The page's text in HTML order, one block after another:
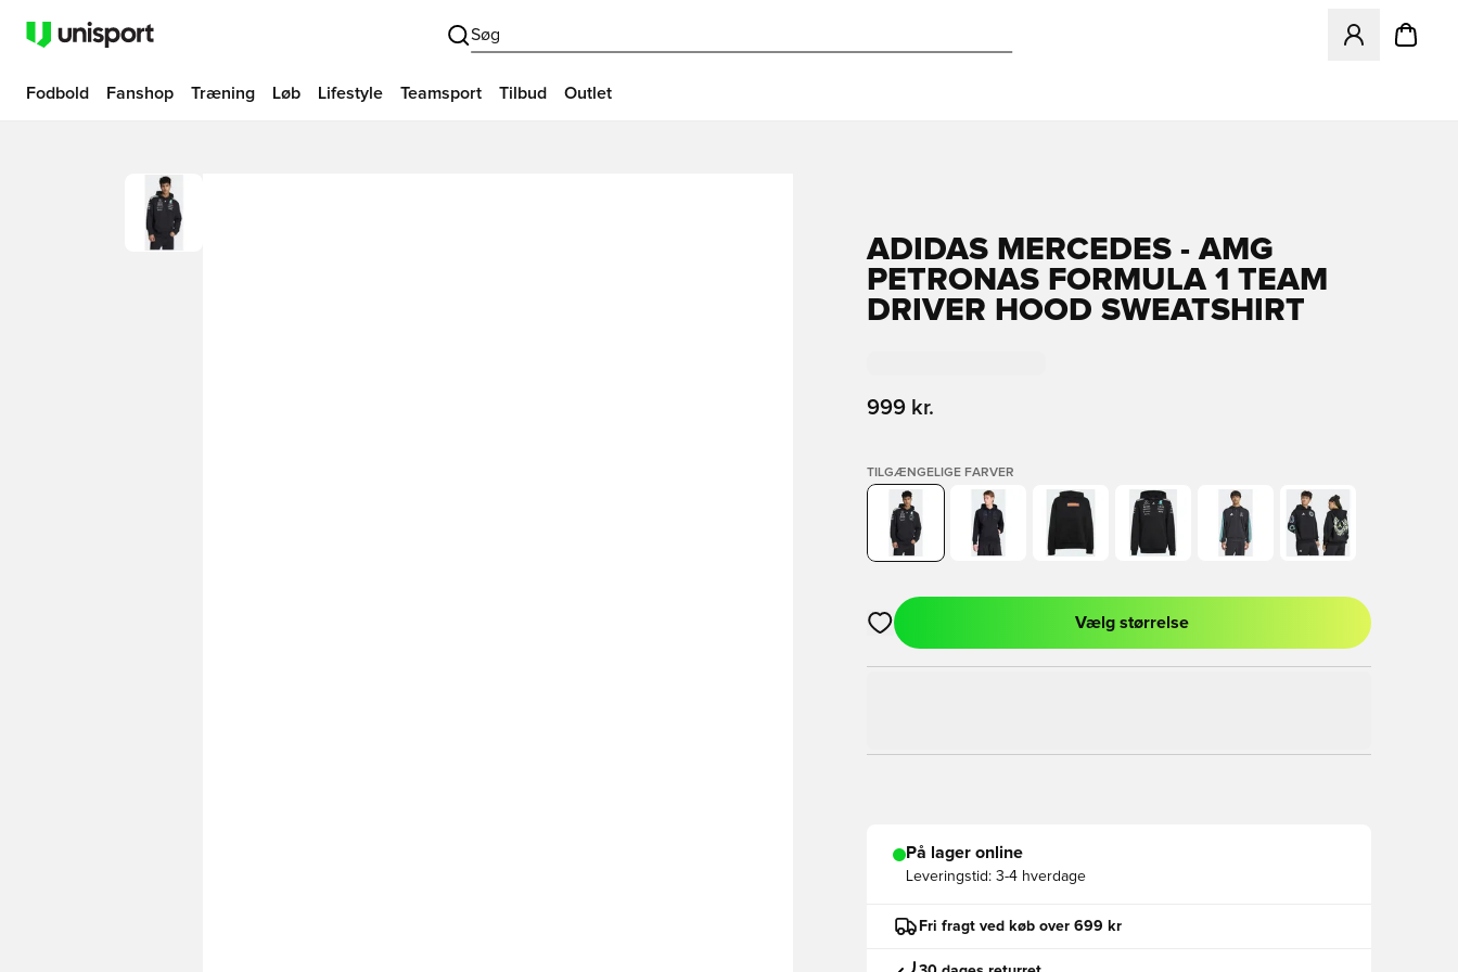
Søg
Åbner en
Fodbold Fanshop Træning Løb Lifestyle Teamsport Tilbud Outlet
ADIDAS MERCEDES - AMG
PETRONAS FORMULA 1 TEAM
DRIVER HOOD SWEATSHIRT
999 kr.
TILGÆNGELIGE FARVER
Åbner en Modal til at logge ind eller tilmelde dig som medlem
Vælg størrelse
På lager online
Leveringstid: 3-4 hverdage
Fri fragt ved køb over 699 kr